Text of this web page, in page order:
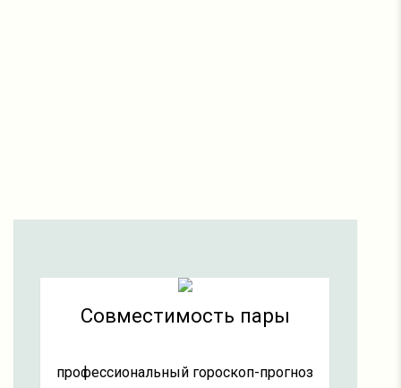
Совместимость пары
профессиональный гороскоп-прогноз